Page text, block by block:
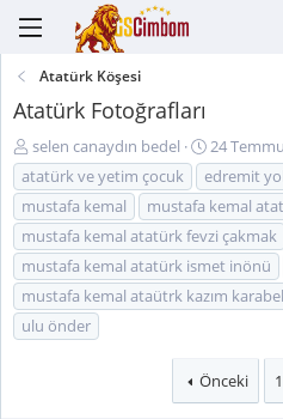
Atatürk Köşesi
Atatürk Fotoğrafları
K
o
n
u
y
u
B
a
ş
selen canaydın bedel
B
a
ş
l
a
n
g
ı
a
r
24
atatürk ve yetim çocuk
edremit
mustafa kemal
mustafa kemal
mustafa kemal atatürk fevzi çakmak
mustafa kemal atatürk ismet inönü
mustafa kemal ataütrk kazım
ulu önder
Önceki 1